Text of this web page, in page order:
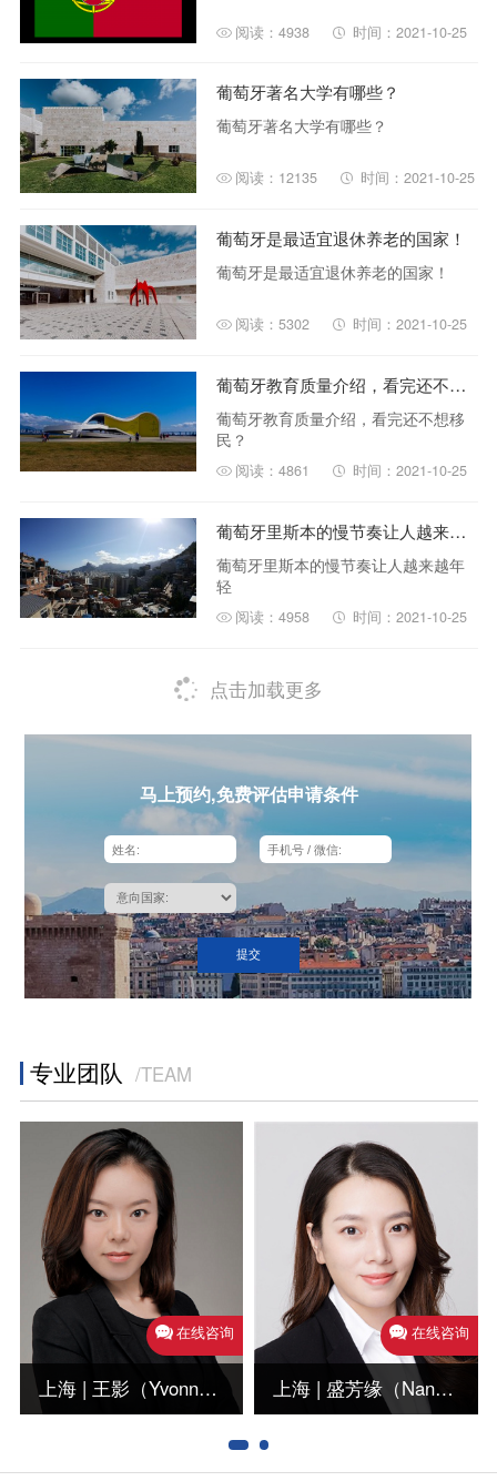
阅读：4938 时间：2021-10-25
葡萄牙著名大学有哪些？
葡萄牙著名大学有哪些？
阅读：12135 时间：2021-10-25
葡萄牙是最适宜退休养老的国家！
葡萄牙是最适宜退休养老的国家！
阅读：5302 时间：2021-10-25
葡萄牙教育质量介绍，看完还不想移民？
葡萄牙教育质量介绍，看完还不想移
民？
阅读：4861 时间：2021-10-25
葡萄牙里斯本的慢节奏让人越来越年轻
葡萄牙里斯本的慢节奏让人越来越年
轻
阅读：4958 时间：2021-10-25
点击加载更多
马上预约,免费评估申请条件
提交
专业团队 /TEAM
上海 | 王影（Yvonne）
在线咨询
上海 | 盛芳缘（Nancy）
在线咨询